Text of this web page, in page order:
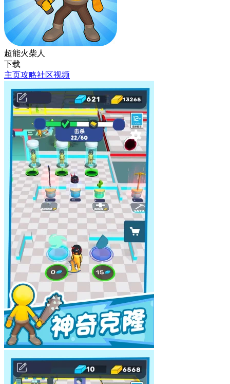
超能火柴人
下载
主页攻略社区视频